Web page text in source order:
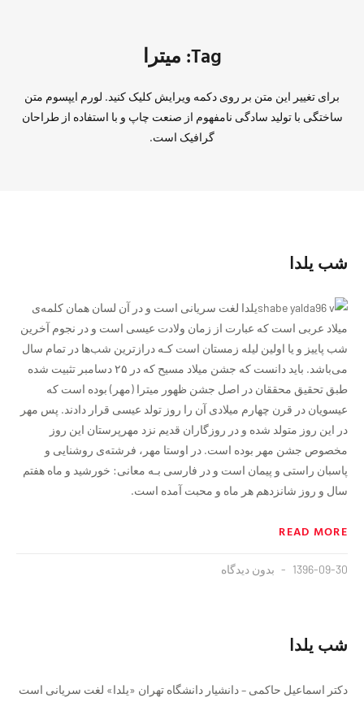
Tag: میترا
برای تغییر این متن بر روی دکمه ویرایش کلیک کنید. لورم ایپسوم متن
ساختگی با تولید سادگی نامفهوم از صنعت چاپ و با استفاده از طراحان
گرافیک است.
شب یلدا
یلدا لغت سریانی است و در آن لسان‌‌ همان کلمه‌ی
میلاد عربی‌ است که‌ عبارت از زمان ولادت عیسی است و در نجوم آخرین
شب‌ پاییز و یا‌ اولین لیله‌ زمستان است‌ کـه‌ دراز‌ترین شب‌ها در تمام سال
می‌باشد. باید دانست‌ که‌ جشن‌ میلاد مسیح که در ۲۵ دسامبر تثبیت‌ شده
طبق تحقیق محققان‌ در‌ اصل جشن ظهور میترا (مهر) بوده است که‌
عیسویان در قرن چهارم میلادی آن را روز تولد‌ عیسی‌ قرار دادند. پس مهر
در این روز متولد شده و در روزگاران‌ قدیم‌ نزد مهرپرستان‌ این روز
مخصوص جشن‌ مهر‌ بوده‌ است. در اوستا مهر، فرشته‌ی روشنایی و
پاسبان‌ راستی‌ و پیمان است و در فارسی بـه معانی: خورشید و ماه هفتم
سال‌ و روز شانزدهم هر‌ ماه‌ و محبت آمده است‌.
READ MORE
1396-09-30 بدون دیدگاه
شب یلدا
دکتر‌ اسماعیل حاکمی – دانشیار دانشگاه تهران «یلدا» لغت سریانی است